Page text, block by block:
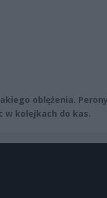
oblężenia.
w kolejkach do kas.